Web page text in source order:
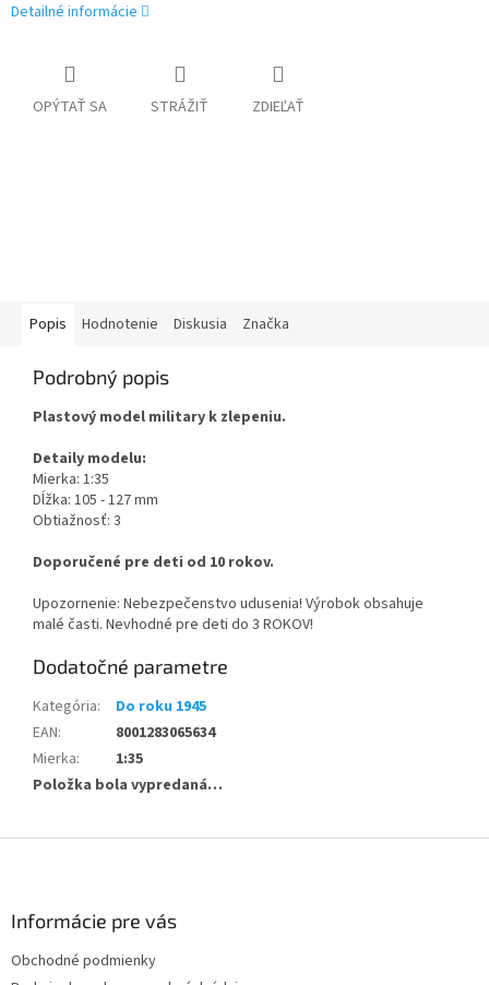
Detailné informácie
OPÝTAŤ SA STRÁŽIŤ ZDIEĽAŤ
Popis Hodnotenie Diskusia Značka
Podrobný popis
Plastový model military k zlepeniu.
Detaily modelu:
Mierka: 1:35
Dĺžka: 105 - 127 mm
Obtiažnosť: 3
Doporučené pre deti od 10 rokov.
Upozornenie: Nebezpečenstvo udusenia! Výrobok obsahuje
malé časti. Nevhodné pre deti do 3 ROKOV!
Dodatočné parametre
Kategória:
Do roku 1945
EAN:
8001283065634
Mierka:
1:35
Položka bola vypredaná…
Informácie pre vás
Obchodné podmienky